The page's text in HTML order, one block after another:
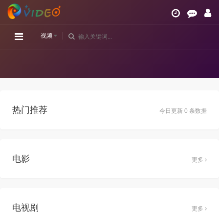
视频
今日更新 0 条数据
热门推荐
电影 更多
电视剧 更多